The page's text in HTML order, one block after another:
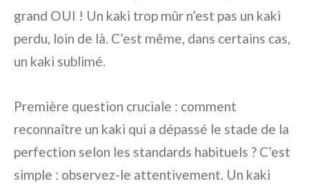
grand OUI ! Un kaki trop mûr n’est pas un kaki
perdu, loin de là. C’est même, dans certains cas,
un kaki sublimé.
Première question cruciale : comment
reconnaître un kaki qui a dépassé le stade de la
perfection selon les standards habituels ? C’est
simple : observez-le attentivement. Un kaki